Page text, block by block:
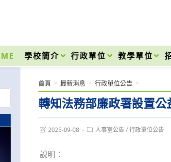
學校簡介 行政單位 教學單位
轉知法務部廉政署設置
首頁 > 最新消息 > 行政單位公告 >
Post2025-09-08
Post人事室公告 / 行政單位公告
說明：